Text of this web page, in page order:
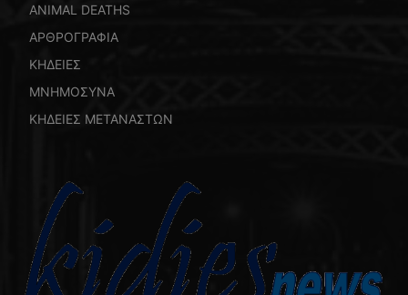
ANIMAL DEATHS
ΑΡΘΡΟΓΡΑΦΙΑ
ΚΗΔΕΙΕΣ
ΜΝΗΜΟΣΥΝΑ
ΚΗΔΕΙΕΣ ΜΕΤΑΝΑΣΤΩΝ